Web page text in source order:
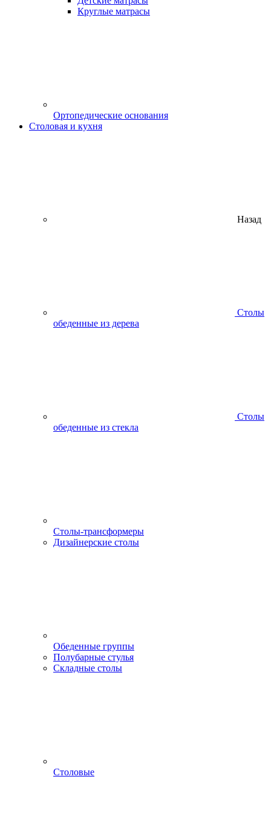
Круглые матрасы
Ортопедические основания
Столовая и кухня
Назад
Столы
обеденные из дерева
Столы
обеденные из стекла
Столы-трансформеры
Дизайнерские столы
Обеденные группы
Полубарные стулья
Складные столы
Столовые